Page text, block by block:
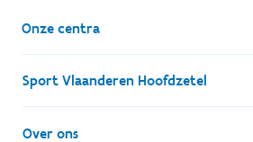
Onze centra
Sport Vlaanderen Hoofdzetel
Simon Bolivarlaan 17
Over ons